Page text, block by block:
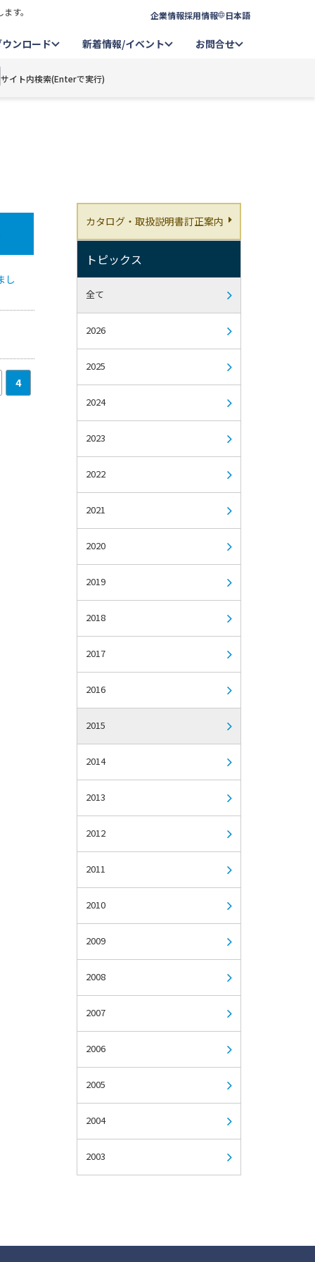
す。 企業情報採用情報 日本語
ウンロード 新着情報/イベント お問合せ
サイト内検索(Enterで実行)
し
4
カタログ・取扱説明書訂正案内
トピックス
全て
2026
2025
2024
2023
2022
2021
2020
2019
2018
2017
2016
2015
2014
2013
2012
2011
2010
2009
2008
2007
2006
2005
2004
2003